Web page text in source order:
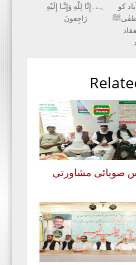
کو
ہے۔إِنَّا لِلّهِ وَإِنَّـا إِلَيْهِ
رَاجِعونَ
صوبائی مشاورتی